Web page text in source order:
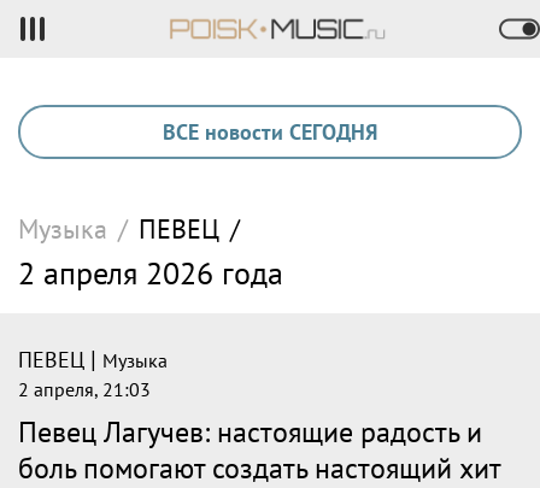
ВСЕ новости СЕГОДНЯ
Музыка / ПЕВЕЦ /
2 апреля 2026 года
ПЕВЕЦ | Музыка
2 апреля, 21:03
Певец Лагучев: настоящие радость и
боль помогают создать настоящий хит